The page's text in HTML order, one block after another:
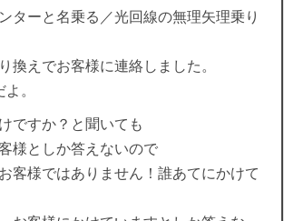
ターと名乗る／光回線の無理矢理乗り
換えでお客様に連絡しました。
。
ですか？と聞いても
様としか答えないので
客様ではありません！誰あてにかけて